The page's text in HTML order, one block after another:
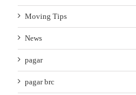
Moving Tips
News
pagar
pagar brc